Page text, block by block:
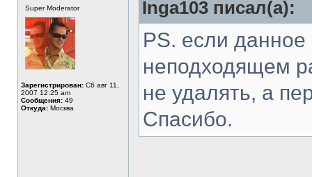
Super Moderator
Зарегистрирован: Сб авг 11,
2007 12:25 am
Сообщения: 49
Откуда: Москва
Inga103 писал(а):
PS. если
неподходящем
не удалять, а
Спасибо.